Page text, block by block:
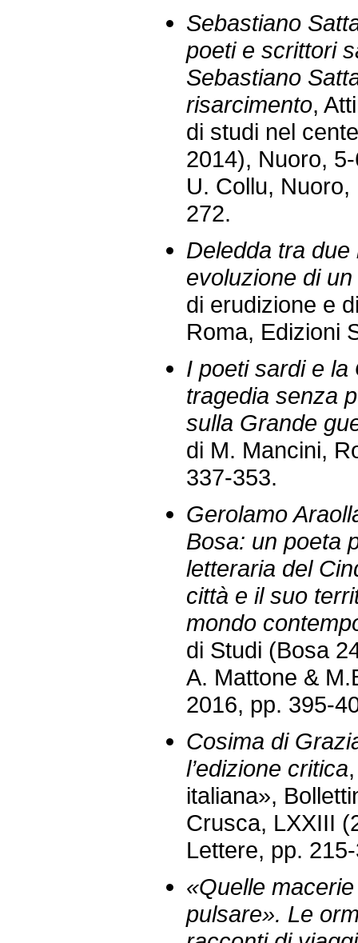
Sebastiano
poeti e scrittori
Sebastiano
risarcimento,
di studi nel
2014), Nuoro,
U. Collu,
272.
Deledda tra
evoluzione di
di erudizione e
Roma, Edizioni
I poeti sardi e
tragedia senza
sulla Grande
di M. Mancini,
337-353.
Gerolamo
Bosa: un poeta
letteraria del
città e il suo
mondo
di Studi (Bosa
A. Mattone &
2016, pp. 395-
Cosima di
l’edizione critica
italiana»,
Crusca, LXXIII
Lettere, pp.
«Quelle
pulsare». Le